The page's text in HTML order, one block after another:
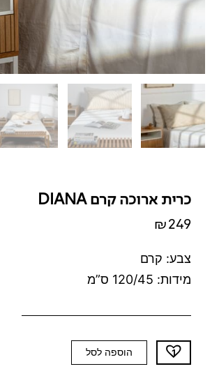
כרית ארוכה קרם DIANA
₪249
צבע: קרם
מידות: 120/45 ס”מ
כמות
של
הוספה לסל